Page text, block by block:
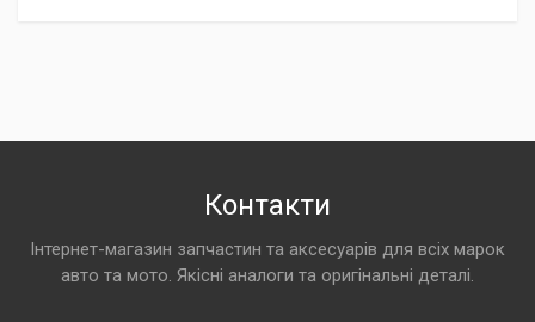
Контакти
Інтернет-магазин запчастин та аксесуарів для всіх марок
авто та мото. Якісні аналоги та оригінальні деталі.